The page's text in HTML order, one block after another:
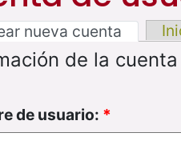
nueva cuenta
de la cuenta
de usuario: *